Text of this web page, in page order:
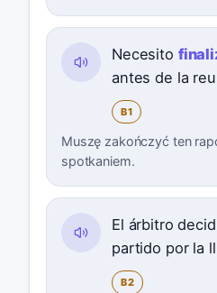
Necesito
antes de la
B1
Muszę zakończyć ten
spotkaniem.
El árbitro
partido por la
B2